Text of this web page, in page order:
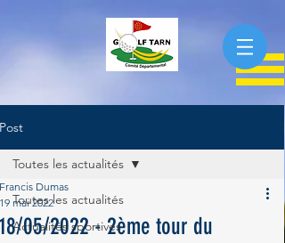
Post
Toutes les actualités
Actualités sportives
Toutes les actualités
18/05/2022 - 2ème tour du
Francis Dumas
19 mai 2022